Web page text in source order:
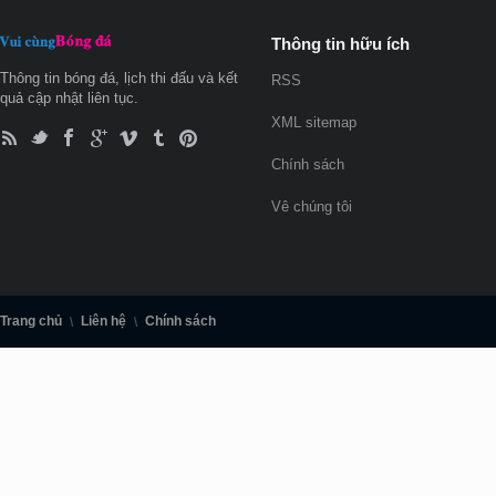
Thông tin bóng đá, lịch thi đấu và kết
quả cập nhật liên tục.
Thông tin hữu ích
RSS
XML sitemap
Chính sách
Vê chúng tôi
Trang chủ Liên hệ Chính sách